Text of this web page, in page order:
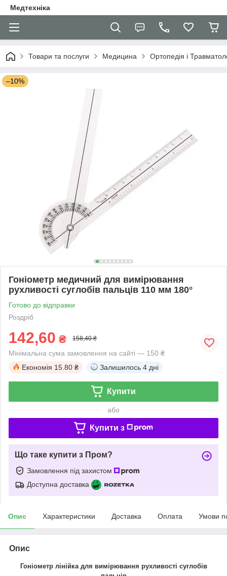
Медтехніка
Товари та послуги Медицина Ортопедія і
–10%
Гоніометр медичний для вимірювання
рухливості суглобів пальців 110 мм 180°
Готово до відправки
Роздріб
142,60 ₴ 158,40 ₴
Мінімальна сума замовлення на сайті — 150 ₴
Економія 15.80 ₴ Залишилось 4 дні
Купити
або
Купити з
Що таке купити з Пром?
Замовлення під захистом
Доступна доставка
Опис Характеристики Доставка Оплата Умови
Опис
Гоніометр лінійка для вимірювання рухливості суглобів